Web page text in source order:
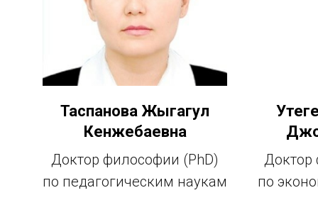
Таспанова Жыгагул
Кенжебаевна
Доктор философии (PhD)
по педагогическим наукам
Доктор
по